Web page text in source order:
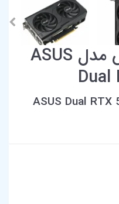
کارت گرافیک ایسوس مدل ASUS
Dual
ASUS Dual RTX